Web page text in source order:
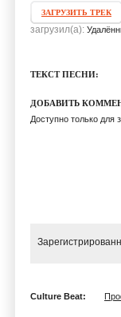
ЗАГРУЗИТЬ ТРЕК
загрузил(а):
ТЕКСТ ПЕСНИ:
ДОБАВИТЬ
Доступно только для
Culture Beat: